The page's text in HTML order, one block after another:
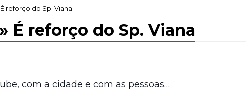
É reforço do Sp. Viana
É reforço do Sp. Viana
com a cidade e com as pessoas…